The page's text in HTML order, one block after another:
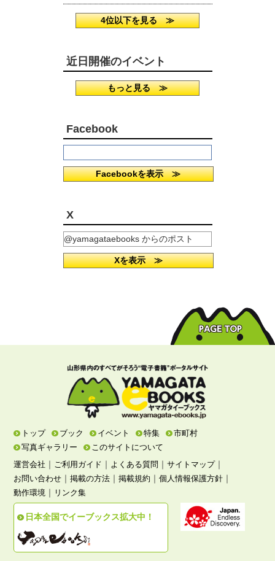
4位以下を見る ≫
近日開催のイベント
もっと見る ≫
Facebook
Facebookを表示 ≫
X
@yamagataebooks からのポスト
Xを表示 ≫
トップ ブック イベント 特集
市町村
写真ギャラリー
このサイトについて
運営会社 ｜ ご利用ガイド ｜ よくある質問 ｜サイトマップ｜
お問い合わせ ｜掲載の方法 ｜掲載規約 ｜個人情報保護方針 ｜
動作環境 ｜ リンク集
日本全国でイーブックス拡大中！